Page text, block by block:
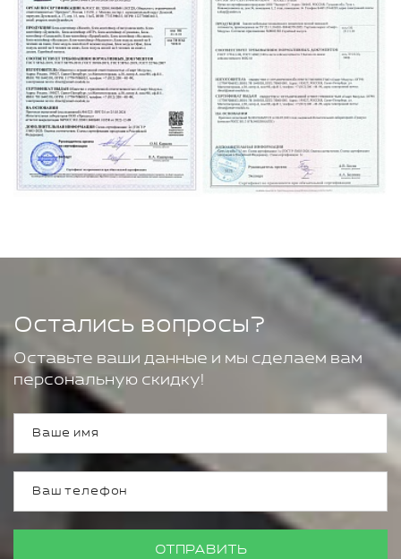
Остались вопросы?
Оставьте ваши данные и мы сделаем вам
персональную скидку!
ОТПРАВИТЬ